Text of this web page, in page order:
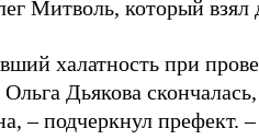
Митволь, который взял
халатность при
Ольга Дьякова
– подчеркнул